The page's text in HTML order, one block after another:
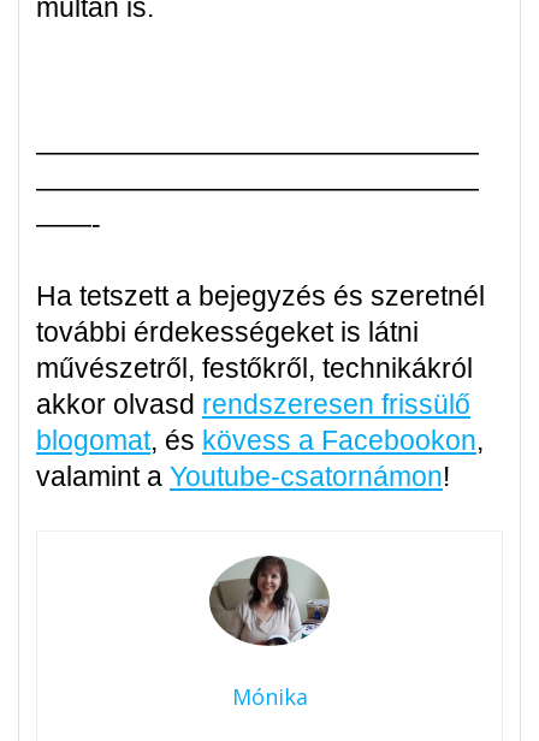
múltán is.
————————————————
————————————————
——-
Ha tetszett a bejegyzés és szeretnél
további érdekességeket is látni
művészetről, festőkről, technikákról
akkor olvasd rendszeresen frissülő
blogomat, és kövess a Facebookon,
valamint a Youtube-csatornámon!
Mónika